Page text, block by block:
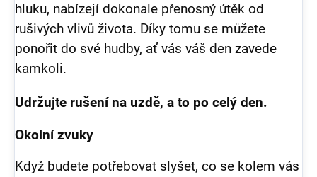
hluku, nabízejí dokonale přenosný útěk od
rušivých vlivů života. Díky tomu se můžete
ponořit do své hudby, ať vás váš den zavede
kamkoli.
Udržujte rušení na uzdě, a to po celý den.
Okolní zvuky
Když budete potřebovat slyšet, co se kolem vás